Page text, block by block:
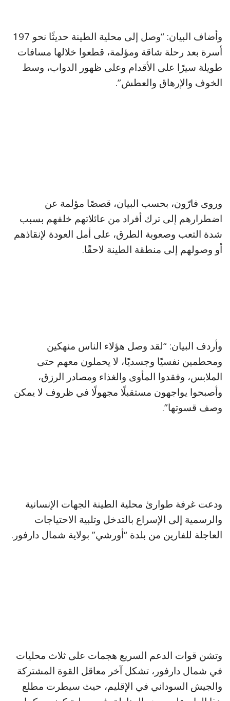
وأضاف البيان: “وصل إلى محلية الطينة حديثًا نحو 197
أسرة بعد رحلة شاقة ومؤلمة، قطعوا خلالها مسافات
طويلة سيرًا على الأقدام وعلى ظهور الدواب، وسط
الخوف والإرهاق والعطش”.
وروى فارّون، بحسب البيان، قصصًا مؤلمة عن
اضطرارهم إلى ترك أفراد من عائلاتهم خلفهم بسبب
شدة التعب وصعوبة الطرق، على أمل العودة لإنقاذهم
أو وصولهم إلى منطقة الطينة لاحقًا.
وأردف البيان: “لقد وصل هؤلاء الناس منهكين
ومحطمين نفسيًا وجسديًا، لا يحملون معهم حتى
الملابس، وفقدوا المأوى والغذاء ومصادر الرزق،
وأصبحوا يواجهون مستقبلًا مجهولًا في ظروف لا يمكن
وصف قسوتها”.
ودعت غرفة طوارئ محلية الطينة الجهات الإنسانية
والرسمية إلى الإسراع بالتدخل وتلبية الاحتياجات
العاجلة للفارين من بلدة “أورشي” بولاية شمال دارفور.
وتشن قوات الدعم السريع هجمات على ثلاث محليات
في شمال دارفور، تشكل آخر معاقل القوة المشتركة
والجيش السوداني في الإقليم، حيث سيطرت مطلع